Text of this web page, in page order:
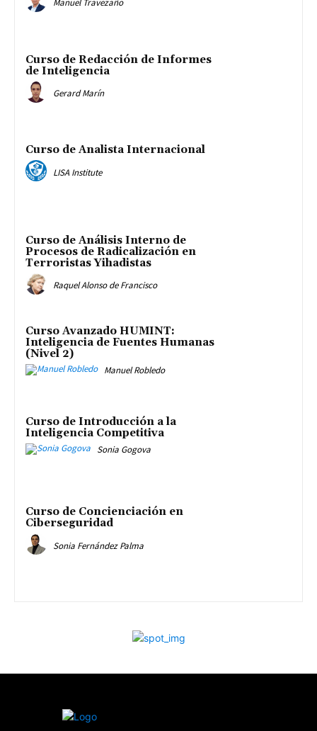
Manuel Travezaño
Curso de Redacción de Informes
de Inteligencia
Gerard Marín
Curso de Analista Internacional
LISA Institute
Curso de Análisis Interno de
Procesos de Radicalización en
Terroristas Yihadistas
Raquel Alonso de Francisco
Curso Avanzado HUMINT:
Inteligencia de Fuentes Humanas
(Nivel 2)
Manuel Robledo
Curso de Introducción a la
Inteligencia Competitiva
Sonia Gogova
Curso de Concienciación en
Ciberseguridad
Sonia Fernández Palma